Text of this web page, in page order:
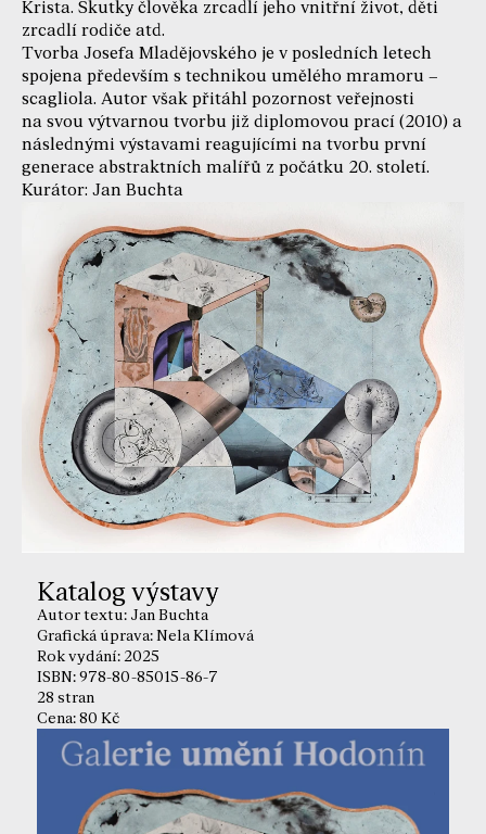
Krista. Skutky člověka zrcadlí jeho vnitřní život, děti
zrcadlí rodiče atd.
Tvorba Josefa Mladějovského je v posledních letech
spojena především s technikou umělého mramoru –
scagliola. Autor však přitáhl pozornost veřejnosti
na svou výtvarnou tvorbu již diplomovou prací (2010) a
následnými výstavami reagujícími na tvorbu první
generace abstraktních malířů z počátku 20. století.
Kurátor: Jan Buchta
Katalog výstavy
Autor textu: Jan Buchta
Grafická úprava: Nela Klímová
Rok vydání: 2025
ISBN: 978-80-85015-86-7
28 stran
Cena: 80 Kč